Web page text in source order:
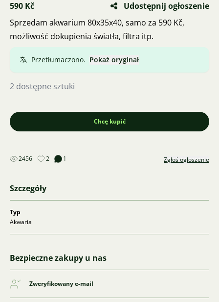
590 Kč
Udostępnij ogłoszenie
Sprzedam akwarium 80x35x40, samo za 590 Kč,
możliwość dokupienia światła, filtra itp.
Przetłumaczono. Pokaż oryginał
2 dostępne sztuki
Chcę kupić
2456 2 1 Zgłoś ogłoszenie
Szczegóły
Typ
Akwaria
Bezpieczne zakupy u nas
Zweryfikowany e-mail